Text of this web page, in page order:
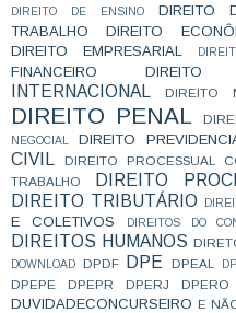
DIREITO DE ENSINO
DIREITO
TRABALHO
DIREITO
DIREITO EMPRESARIAL
FINANCEIRO
DIREITO
INTERNACIONAL
DIREITO
DIREITO PENAL
NEGOCIAL
DIREITO
CIVIL
DIREITO PROCESSUAL
TRABALHO
DIREITO
DIREITO TRIBUTÁRIO
E COLETIVOS
DIREITOS DO
DIREITOS HUMANOS
DOWNLOAD DPDF DPE DPEAL
DPEPE
DPEPR DPERJ DPERO
DUVIDADECONCURSEIRO E